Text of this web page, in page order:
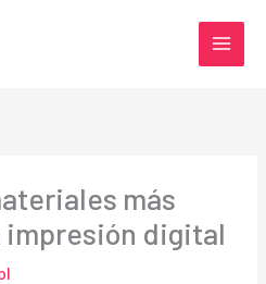
más
digital